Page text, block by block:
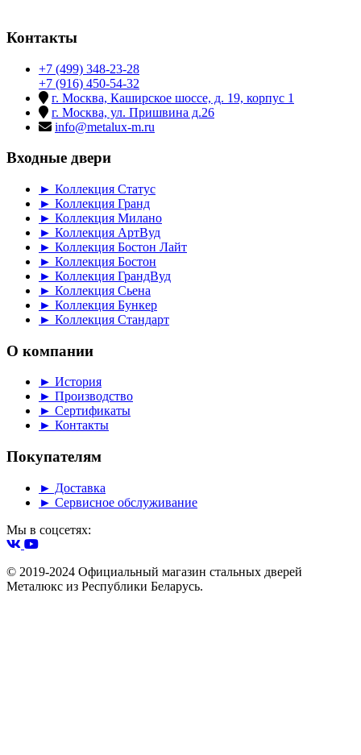
Контакты
+7 (499) 348-23-28
+7 (916) 450-54-32
г. Москва, Каширское шоссе, д. 19, корпус 1
г. Москва, ул. Пришвина д.26
info@metalux-m.ru
Входные двери
► Коллекция Статус
► Коллекция Гранд
► Коллекция Милано
► Коллекция АртВуд
► Коллекция Бостон Лайт
► Коллекция Бостон
► Коллекция ГрандВуд
► Коллекция Сьена
► Коллекция Бункер
► Коллекция Стандарт
О компании
► История
► Производство
► Сертификаты
► Контакты
Покупателям
► Доставка
► Сервисное обслуживание
Мы в соцсетях:
© 2019-2024 Официальный магазин стальных дверей
Металюкс из Республики Беларусь.